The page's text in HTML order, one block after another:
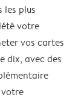
les plus
votre
vos cartes
dix, avec des
votre